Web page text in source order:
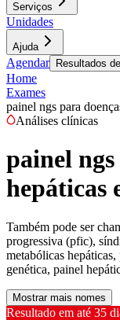
Serviços
Unidades
Ajuda
Agendar Resultados
Home
Exames
painel ngs para
Análises clínicas
painel
hepáticas
Também pode ser
progressiva (pfic),
metabólicas
genética, painel
Mostrar mais nomes
Resultado em até 35